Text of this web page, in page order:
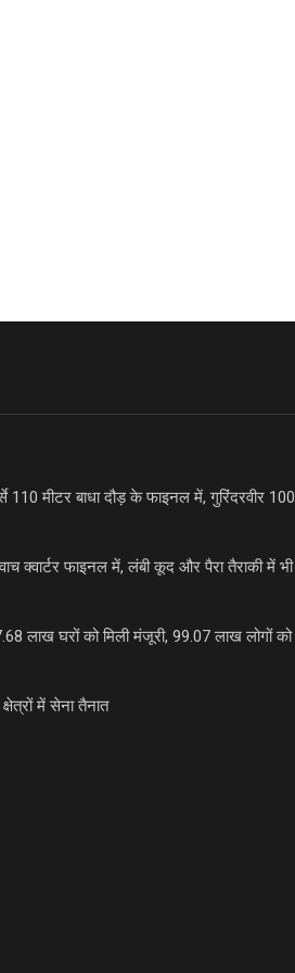
मीटर बाधा दौड़ के फाइनल में, गुरिंदरवीर 100
क्वार्टर फाइनल में, लंबी कूद और पैरा तैराकी में भी
लाख घरों को मिली मंजूरी, 99.07 लाख लोगों को
में सेना तैनात